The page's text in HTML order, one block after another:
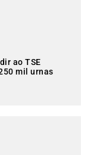
ao TSE
mil urnas